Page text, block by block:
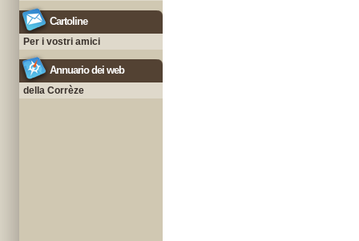
Cartoline
Per i vostri amici
Annuario dei web
della Corrèze